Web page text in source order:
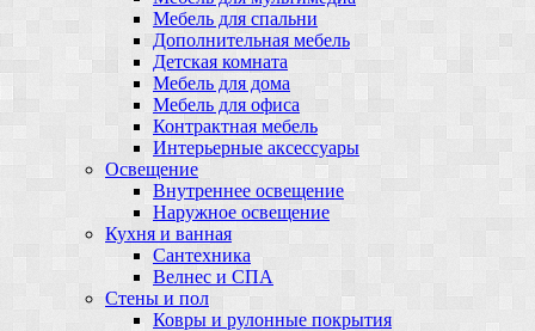
Мебель для спальни
Дополнительная мебель
Детская комната
Мебель для дома
Мебель для офиса
Контрактная мебель
Интерьерные аксессуары
Освещение
Внутреннее освещение
Наружное освещение
Кухня и ванная
Сантехника
Велнес и СПА
Стены и пол
Ковры и рулонные покрытия